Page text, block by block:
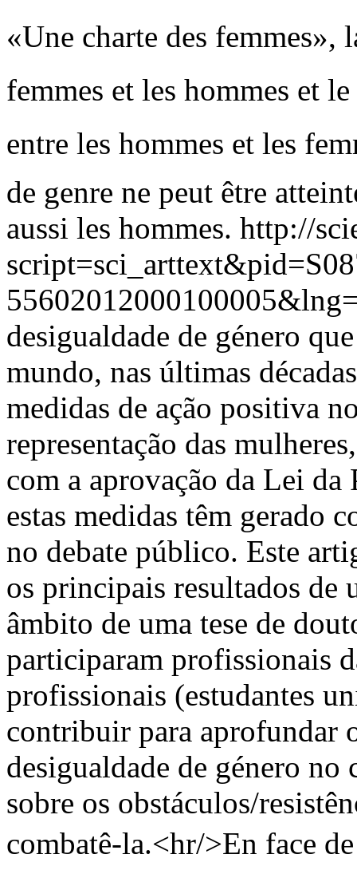
«Une charte des femmes»,
femmes et les hommes et
entre les hommes et les
de genre ne peut être
aussi les hommes. http://
desigualdade de género
mundo, nas últimas
medidas de ação positiva
representação das
com a aprovação da Lei
estas medidas têm gerado
no debate público. Este
os principais resultados de
âmbito de uma tese de
participaram profissionais
profissionais (estudantes
contribuir para aprofundar
desigualdade de género
sobre os obstáculos/
combatê-la.<hr/>En face de